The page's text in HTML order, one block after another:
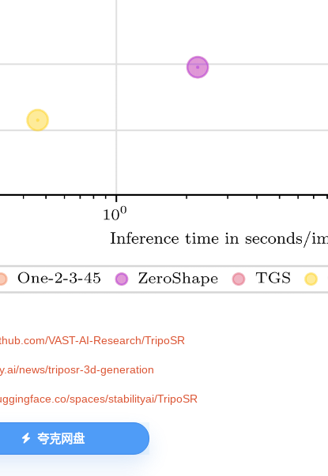
VAST-AI-Research/TripoSR
news/triposr-3d-generation
spaces/stabilityai/TripoSR
夸克网盘